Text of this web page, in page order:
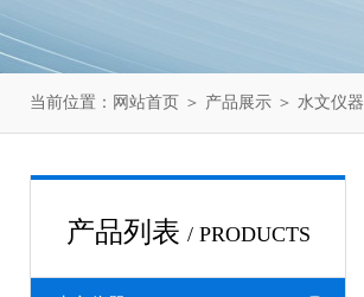
当前位置： 网站首页 ＞ 产品展示 ＞ 水文仪器
产品列表 / PRODUCTS